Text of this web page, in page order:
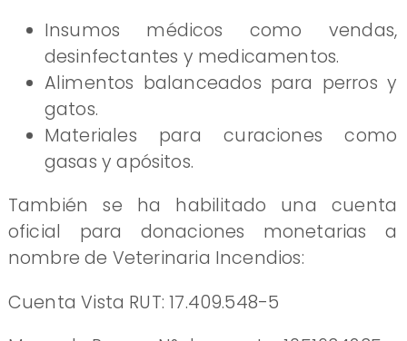
Insumos médicos como vendas,
desinfectantes y medicamentos.
Alimentos balanceados para perros y
gatos.
Materiales para curaciones como
gasas y apósitos.
También se ha habilitado una cuenta
oficial para donaciones monetarias a
nombre de Veterinaria Incendios:
​Cuenta Vista RUT: 17.409.548-5